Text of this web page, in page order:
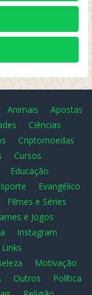
Animais
Apostas
Ciências
Criptomoedas
Cursos
Educação
Evangélico
Filmes e Séries
e Jogos
Instagram
Links
Motivação
Outros
Política